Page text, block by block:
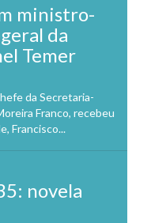
ministro-
da
Temer
da Secretaria-
Franco, recebeu
Francisco...
novela